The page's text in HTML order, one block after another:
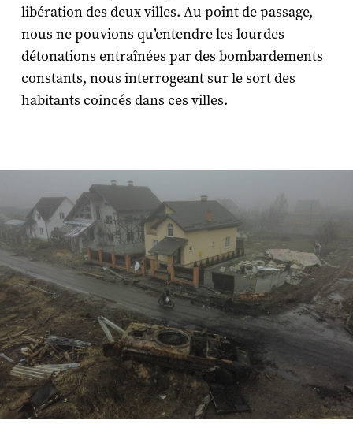
libération des deux villes. Au point de passage,
nous ne pouvions qu’entendre les lourdes
détonations entraînées par des bombardements
constants, nous interrogeant sur le sort des
habitants coincés dans ces villes.